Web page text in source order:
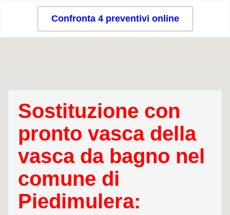
Confronta 4 preventivi online
Sostituzione con
pronto vasca della
vasca da bagno nel
comune di
Piedimulera: